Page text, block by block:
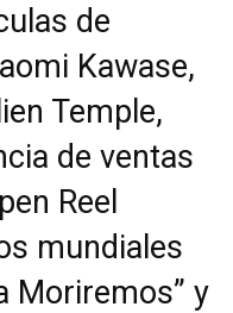
de
Kawase,
Temple,
de ventas
Reel
mundiales
Moriremos” y